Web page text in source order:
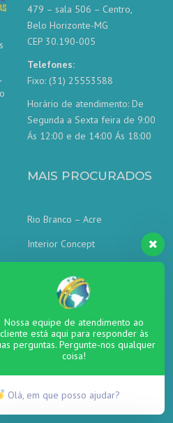
479 – sala 506 – Centro,
Belo Horizonte-MG
CEP 30.190-005
Telefones:
Fixo: (31) 25553588
Horário de atendimento: De
Segunda a Sexta feira de 9:00
Ás 12:00 e de 14:00 Ás 18:00
MAIS PROCURADOS
Rio Branco – Acre
Interior Concept
Corporate Tower
Sea side residence
Nossa equipe de atendimento ao
cliente está aqui para responder às
perguntas. Pergunte-nos qualquer
coisa!
Olá, em que posso ajudar?